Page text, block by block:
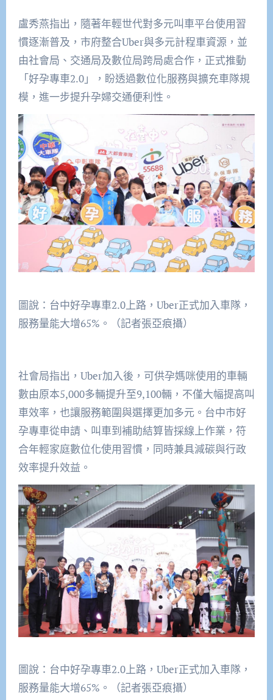
盧秀燕指出，隨著年輕世代對多元叫車平台使用習
慣逐漸普及，市府整合Uber與多元計程車資源，並
由社會局、交通局及數位局跨局處合作，正式推動
「好孕專車2.0」，盼透過數位化服務與擴充車隊規
模，進一步提升孕婦交通便利性。
圖說：台中好孕專車2.0上路，Uber正式加入車隊，
服務量能大增65%。（記者張亞痕攝）
社會局指出，Uber加入後，可供孕媽咪使用的車輛
數由原本5,000多輛提升至9,100輛，不僅大幅提高叫
車效率，也讓服務範圍與選擇更加多元。台中市好
孕專車從申請、叫車到補助結算皆採線上作業，符
合年輕家庭數位化使用習慣，同時兼具減碳與行政
效率提升效益。
圖說：台中好孕專車2.0上路，Uber正式加入車隊，
服務量能大增65%。（記者張亞痕攝）